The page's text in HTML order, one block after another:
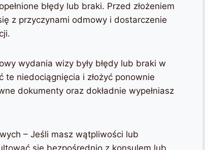
błędy lub braki. Przed złożeniem
z przyczynami odmowy i dostarczenie
wydania wizy były błędy lub braki w
niedociągnięcia i złożyć ponownie
dokumenty oraz dokładnie wypełniasz
– Jeśli masz wątpliwości lub
się bezpośrednio z konsulem lub